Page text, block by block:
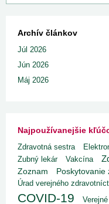
Archív článkov
Júl 2026
Jún 2026
Máj 2026
Najpoužívanejšie
Zdravotná sestra
Zubný lekár
Vakcína
Zoznam
Poskytovanie
Úrad verejného
COVID-19